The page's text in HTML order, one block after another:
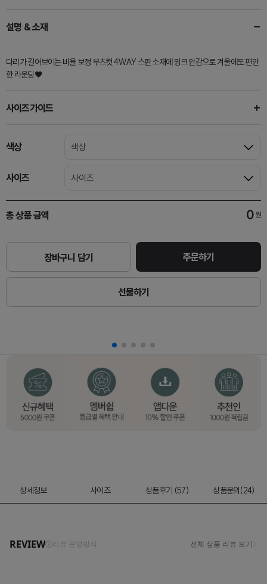
설명 & 소재
다리가 길어보이는 비율 보정 부츠컷 4WAY 스판 소재에 밍크 안감으로 겨울에도 편안
한 라운딩♥
사이즈가이드
색상 색상
사이즈 사이즈
총 상품 금액 0 원
장바구니 담기 주문하기
선물하기
상세정보 사이즈 상품후기 (57) 상품문의(24)